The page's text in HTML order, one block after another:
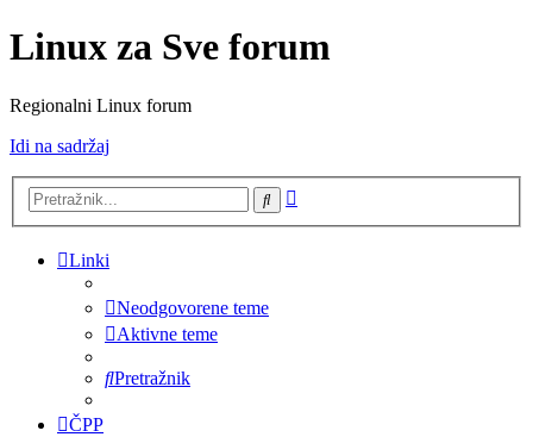
Linux za Sve forum
Regionalni Linux forum
Idi na sadržaj
Pretražnik
Linki
Neodgovorene teme
Aktivne teme
Pretražnik
ČPP